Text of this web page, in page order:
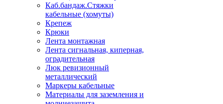
Каб.бандаж.Стяжки
кабельные (хомуты)
Крепеж
Крюки
Лента монтажная
Лента сигнальная, киперная,
оградительная
Люк ревизионный
металлический
Маркеры кабельные
Материалы для заземления и